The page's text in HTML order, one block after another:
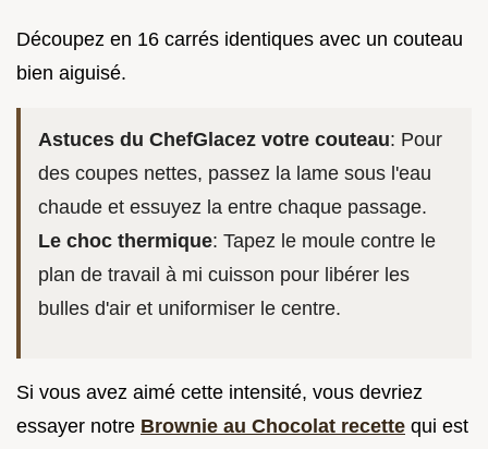
Découpez en 16 carrés identiques avec un couteau
bien aiguisé.
Astuces du ChefGlacez votre couteau: Pour
des coupes nettes, passez la lame sous l'eau
chaude et essuyez la entre chaque passage.
Le choc thermique: Tapez le moule contre le
plan de travail à mi cuisson pour libérer les
bulles d'air et uniformiser le centre.
Si vous avez aimé cette intensité, vous devriez
essayer notre Brownie au Chocolat recette qui est